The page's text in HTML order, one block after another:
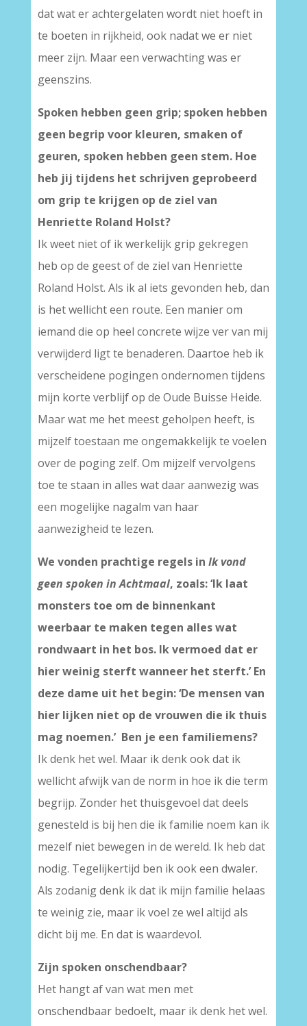
dat wat er achtergelaten wordt niet hoeft in
te boeten in rijkheid, ook nadat we er niet
meer zijn. Maar een verwachting was er
geenszins.
Spoken hebben geen grip; spoken hebben
geen begrip voor kleuren, smaken of
geuren, spoken hebben geen stem. Hoe
heb jij tijdens het schrijven geprobeerd
om grip te krijgen op de ziel van
Henriette Roland Holst?
Ik weet niet of ik werkelijk grip gekregen
heb op de geest of de ziel van Henriette
Roland Holst. Als ik al iets gevonden heb, dan
is het wellicht een route. Een manier om
iemand die op heel concrete wijze ver van mij
verwijderd ligt te benaderen. Daartoe heb ik
verscheidene pogingen ondernomen tijdens
mijn korte verblijf op de Oude Buisse Heide.
Maar wat me het meest geholpen heeft, is
mijzelf toestaan me ongemakkelijk te voelen
over de poging zelf. Om mijzelf vervolgens
toe te staan in alles wat daar aanwezig was
een mogelijke nagalm van haar
aanwezigheid te lezen.
We vonden prachtige regels in Ik vond
geen spoken in Achtmaal, zoals: ‘Ik laat
monsters toe om de binnenkant
weerbaar te maken tegen alles wat
rondwaart in het bos. Ik vermoed dat er
hier weinig sterft wanneer het sterft.’ En
deze dame uit het begin: ‘De mensen van
hier lijken niet op de vrouwen die ik thuis
mag noemen.’ Ben je een familiemens?
Ik denk het wel. Maar ik denk ook dat ik
wellicht afwijk van de norm in hoe ik die term
begrijp. Zonder het thuisgevoel dat deels
genesteld is bij hen die ik familie noem kan ik
mezelf niet bewegen in de wereld. Ik heb dat
nodig. Tegelijkertijd ben ik ook een dwaler.
Als zodanig denk ik dat ik mijn familie helaas
te weinig zie, maar ik voel ze wel altijd als
dicht bij me. En dat is waardevol.
Zijn spoken onschendbaar?
Het hangt af van wat men met
onschendbaar bedoelt, maar ik denk het wel.